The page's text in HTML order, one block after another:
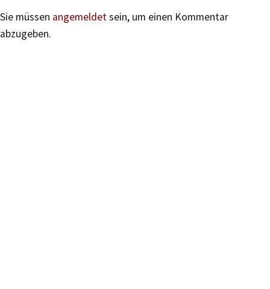
Sie müssen angemeldetsein, um einen Kommentar
abzugeben.